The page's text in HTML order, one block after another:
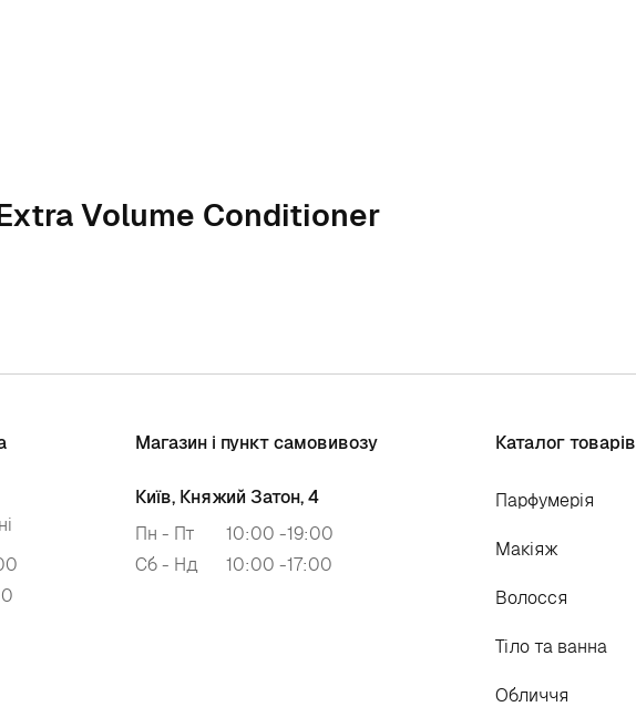
Volume Conditioner
Магазин і пункт самовивозу
Київ, Княжий Затон, 4
Пн - Пт
10:00 -19:00
Сб - Нд
10:00 -17:00
Каталог товарів
Парфумерія
Макіяж
Волосся
Тіло та ванна
Обличчя